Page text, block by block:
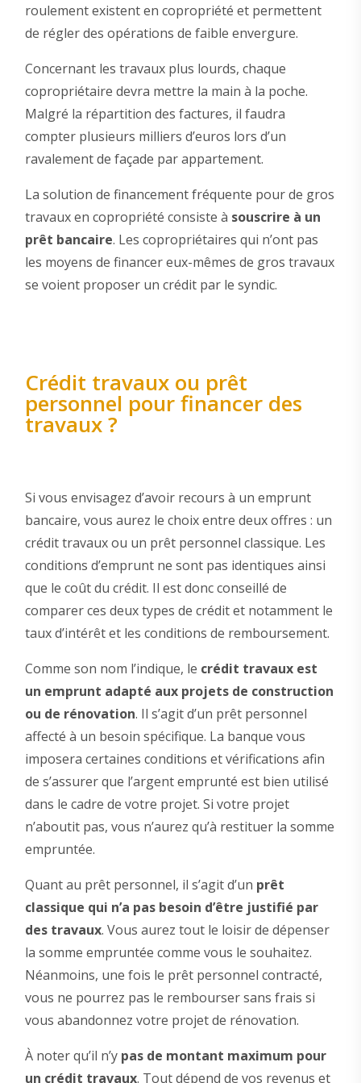
roulement existent en copropriété et permettent
de régler des opérations de faible envergure.
Concernant les travaux plus lourds, chaque
copropriétaire devra mettre la main à la poche.
Malgré la répartition des factures, il faudra
compter plusieurs milliers d’euros lors d’un
ravalement de façade par appartement.
La solution de financement fréquente pour de gros
travaux en copropriété consiste à souscrire à un
prêt bancaire. Les copropriétaires qui n’ont pas
les moyens de financer eux-mêmes de gros travaux
se voient proposer un crédit par le syndic.
Crédit travaux ou prêt
personnel pour financer des
travaux ?
Si vous envisagez d’avoir recours à un emprunt
bancaire, vous aurez le choix entre deux offres : un
crédit travaux ou un prêt personnel classique. Les
conditions d’emprunt ne sont pas identiques ainsi
que le coût du crédit. Il est donc conseillé de
comparer ces deux types de crédit et notamment le
taux d’intérêt et les conditions de remboursement.
Comme son nom l’indique, le crédit travaux est
un emprunt adapté aux projets de construction
ou de rénovation. Il s’agit d’un prêt personnel
affecté à un besoin spécifique. La banque vous
imposera certaines conditions et vérifications afin
de s’assurer que l’argent emprunté est bien utilisé
dans le cadre de votre projet. Si votre projet
n’aboutit pas, vous n’aurez qu’à restituer la somme
empruntée.
Quant au prêt personnel, il s’agit d’un prêt
classique qui n’a pas besoin d’être justifié par
des travaux. Vous aurez tout le loisir de dépenser
la somme empruntée comme vous le souhaitez.
Néanmoins, une fois le prêt personnel contracté,
vous ne pourrez pas le rembourser sans frais si
vous abandonnez votre projet de rénovation.
À noter qu’il n’y pas de montant maximum pour
un crédit travaux. Tout dépend de vos revenus et